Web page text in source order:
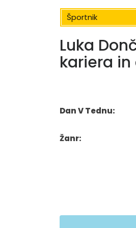
Športnik
Luka
kariera in
Dan V Tednu:
Žanr: